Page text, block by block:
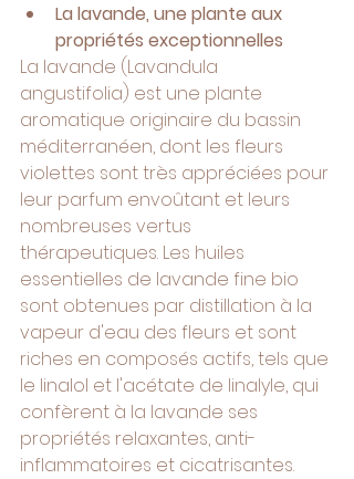
La lavande, une plante aux
propriétés exceptionnelles
La lavande (Lavandula
angustifolia) est une plante
aromatique originaire du bassin
méditerranéen, dont les fleurs
violettes sont très appréciées pour
leur parfum envoûtant et leurs
nombreuses vertus
thérapeutiques. Les huiles
essentielles de lavande fine bio
sont obtenues par distillation à la
vapeur d'eau des fleurs et sont
riches en composés actifs, tels que
le linalol et l'acétate de linalyle, qui
confèrent à la lavande ses
propriétés relaxantes, anti-
inflammatoires et cicatrisantes.